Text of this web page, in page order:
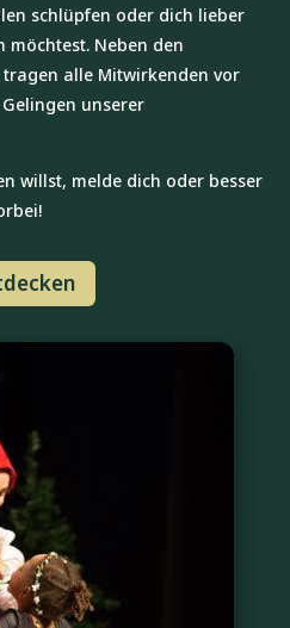
schlüpfen oder dich lieber
Neben den
alle Mitwirkenden vor
unserer
willst, melde dich oder besser